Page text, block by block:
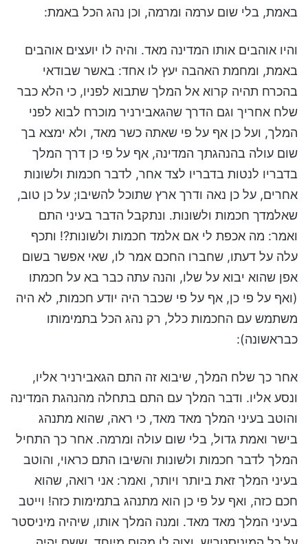
באמת, בלי שום ערמה ומרמה, וכן נהג הכל באמת:
והיו אוהבים אותו המדינה מאד. והיה לו יועצים אוהבים
באמת, ומחמת האהבה יעץ לו אחד: באשר שבודאי
בהכרח תהיה קרוא אל המלך שתבוא לפניו, כי הלא כבר
שלח אחריך וגם הדרך שהגאבירניר מוכרח לבוא לפני
המלך, ועל כן אף על פי שאתה כשר מאד, ולא ימצא בך
שום עולה בהנהגתך המדינה, אף על פי כן דרך המלך
בדבריו לנטות בדבריו לצד אחר, לדבר חכמות ולשונות
אחרים, על כן נאה ודרך ארץ שתוכל להשיבו; על כן טוב,
שאלמדך חכמות ולשונות. ונתקבל הדבר בעיני התם
ואמר: מה אכפת לי אם אלמד חכמות ולשונות?! ותכף
עלה על דעתו, שחברו החכם אמר לו, שאי אפשר בשום
אפן שהוא יבוא על שלו, והנה עתה כבר בא על חכמתו
(ואף על פי כן, אף על פי שכבר היה יודע חכמות, לא היה
משתמש עם החכמות כלל, רק נהג הכל בתמימותו
כבראשונה):
אחר כך שלח המלך, שיבוא זה התם הגאבירניר אליו,
ונסע אליו. ודבר המלך עם התם בתחלה מהנהגת המדינה
והוטב בעיני המלך מאד מאד, כי ראה, שהוא מתנהג
בישר ואמת גדול, בלי שום עולה ומרמה. אחר כך התחיל
המלך לדבר חכמות ולשונות והשיבו התם כראוי, והוטב
בעיני המלך זאת ביותר ויותר, ואמר: אני רואה, שהוא
חכם כזה, ואף על פי כן הוא מתנהג בתמימות כזה! וייטב
בעיני המלך מאד מאד. ומנה המלך אותו, שיהיה מיניסטר